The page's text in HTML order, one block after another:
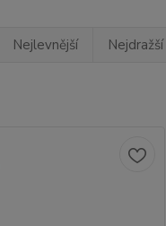
Nejlevnější Nejdražší